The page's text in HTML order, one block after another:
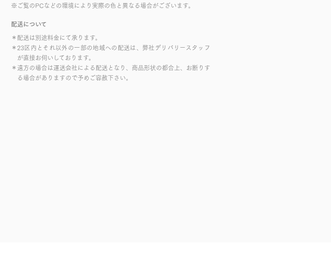
※ご覧のPCなどの環境により実際の色と異なる場合がございます。
配送について
＊配送は別途料金にて承ります。
＊23区内とそれ以外の一部の地域への配送は、弊社デリバリースタッフ
が直接お伺いしております。
＊遠方の場合は運送会社による配送となり、商品形状の都合上、お断りす
る場合がありますので予めご容赦下さい。